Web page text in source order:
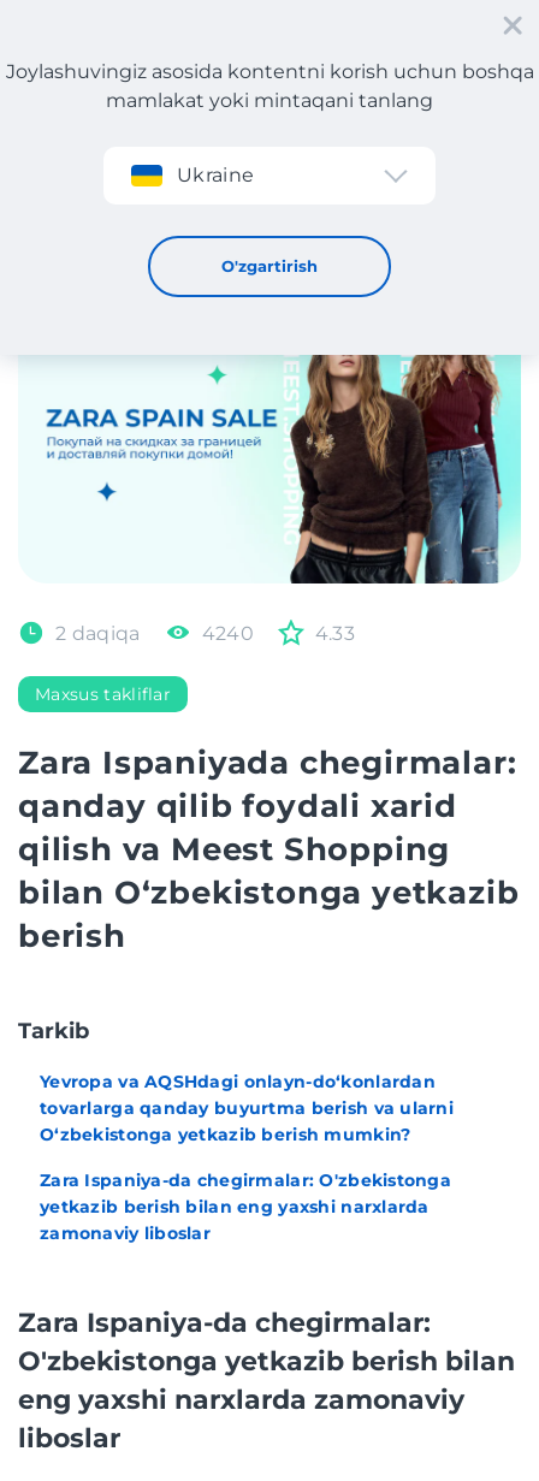
Roʻyxatdan oʻtish
Joylashuvingiz asosida kontentni korish uchun boshqa
mamlakat yoki mintaqani tanlang
Ukraine
O'zgartirish
Zara Ispaniyada chegirmalar: qanday qilib foydali xarid
qilish va Meest Shopping bilan O‘zbekistonga yetkazib
2 daqiqa 4240 4.33
Maxsus takliflar
Zara Ispaniyada chegirmalar:
qanday qilib foydali xarid
qilish va Meest Shopping
bilan O‘zbekistonga yetkazib
berish
Tarkib
Yevropa va AQSHdagi onlayn-do‘konlardan
tovarlarga qanday buyurtma berish va ularni
O‘zbekistonga yetkazib berish mumkin?
Zara Ispaniya-da chegirmalar: O'zbekistonga
yetkazib berish bilan eng yaxshi narxlarda
zamonaviy liboslar
Zara Ispaniya-da chegirmalar:
O'zbekistonga yetkazib berish bilan
eng yaxshi narxlarda zamonaviy
liboslar